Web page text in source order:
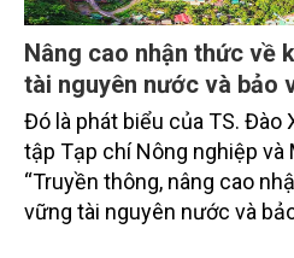
Nâng cao nhận thức về
tài nguyên nước và bảo
Đó là phát biểu của TS. Đào
tập Tạp chí Nông nghiệp
“Truyền thông, nâng cao
vững tài nguyên nước và